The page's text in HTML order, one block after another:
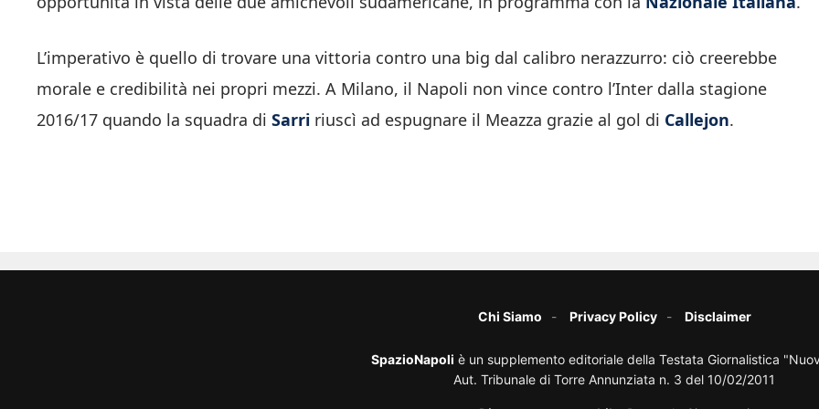
L’imperativo è quello di trovare una vittoria contro una big dal calibro nerazzurro: ciò creerebbe
morale e credibilità nei propri mezzi. A Milano, il Napoli non vince contro l’Inter dalla stagione
2016/17 quando la squadra di Sarri riuscì ad espugnare il Meazza grazie al gol di Callejon.
Chi Siamo Privacy Policy Disclaimer
SpazioNapoli è un supplemento editoriale della Testata Giornalistica
Aut. Tribunale di Torre Annunziata n. 3 del 10/02/2011